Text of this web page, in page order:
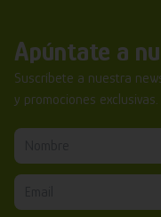
Apúntate a
Suscríbete a nuestra
y promociones exclusivas.